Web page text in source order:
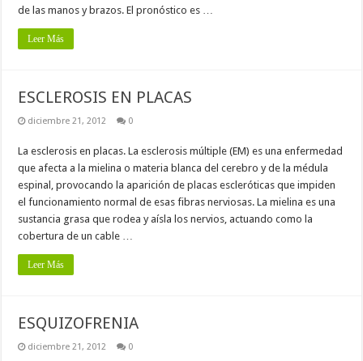
de las manos y brazos. El pronóstico es …
Leer Más
ESCLEROSIS EN PLACAS
diciembre 21, 2012 0
La esclerosis en placas. La esclerosis múltiple (EM) es una enfermedad
que afecta a la mielina o materia blanca del cerebro y de la médula
espinal, provocando la aparición de placas escleróticas que impiden
el funcionamiento normal de esas fibras nerviosas. La mielina es una
sustancia grasa que rodea y aísla los nervios, actuando como la
cobertura de un cable …
Leer Más
ESQUIZOFRENIA
diciembre 21, 2012 0